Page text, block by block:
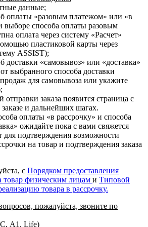
данные;
оплаты «разовым платежом» или «в
выборе способа оплаты разовым
оплата через систему «Расчет»
пластиковой карты через
ASSIST);
доставки «самовывоз» или «доставка»
выбранного способа доставки
для самовывоза или укажите
заказа появится страница с
и дальнейших шагах.
оплаты «в рассрочку» и способа
ожидайте пока с вами свяжется
для подтверждения возможности
на товар и подтверждения заказа
с Порядком предоставления
товар физическим лицам и Типовой
товара в рассрочку.
пожалуйста, звоните по
A1, Life)